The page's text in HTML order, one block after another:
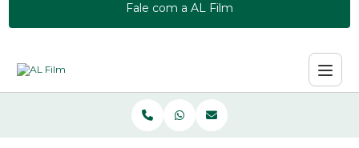
Fale com a AL Film